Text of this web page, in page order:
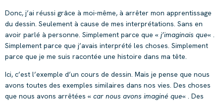
Donc, j’ai réussi grâce à moi-même, à arrêter mon apprentissage
du dessin. Seulement à cause de mes interprétations. Sans en
avoir parlé à personne. Simplement parce que « j’imaginais que« .
Simplement parce que j’avais interprété les choses. Simplement
parce que je me suis racontée une histoire dans ma tête.
Ici, c’est l’exemple d’un cours de dessin. Mais je pense que nous
avons toutes des exemples similaires dans nos vies. Des choses
que nous avons arrêtées « car nous avons imaginé que« . Des